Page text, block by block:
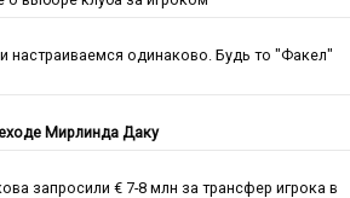
настраиваемся одинаково. Будь то "Факел"
Мирлинда Даку
запросили € 7-8 млн за трансфер игрока в